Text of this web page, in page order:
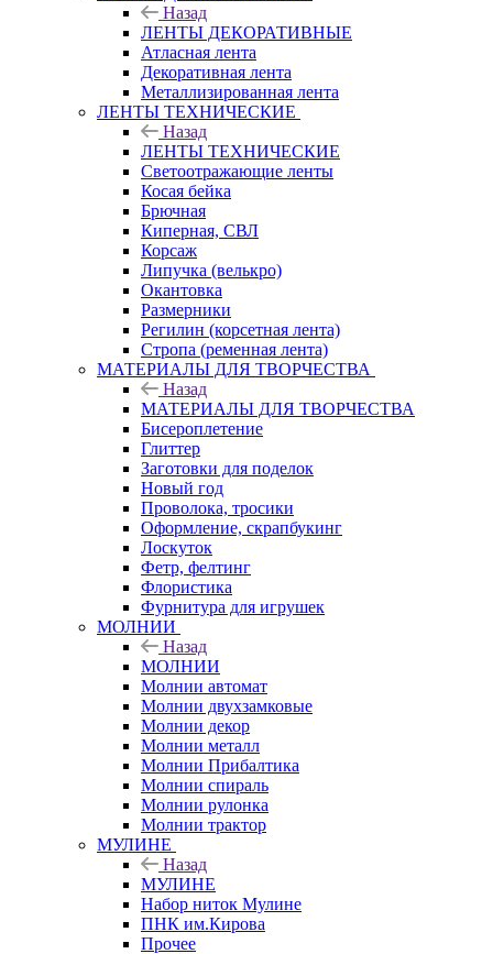
Назад
ЛЕНТЫ ДЕКОРАТИВНЫЕ
Атласная лента
Декоративная лента
Металлизированная лента
ЛЕНТЫ ТЕХНИЧЕСКИЕ
Назад
ЛЕНТЫ ТЕХНИЧЕСКИЕ
Светоотражающие ленты
Косая бейка
Брючная
Киперная, СВЛ
Корсаж
Липучка (велькро)
Окантовка
Размерники
Регилин (корсетная лента)
Стропа (ременная лента)
МАТЕРИАЛЫ ДЛЯ ТВОРЧЕСТВА
Назад
МАТЕРИАЛЫ ДЛЯ ТВОРЧЕСТВА
Бисероплетение
Глиттер
Заготовки для поделок
Новый год
Проволока, тросики
Оформление, скрапбукинг
Лоскуток
Фетр, фелтинг
Флористика
Фурнитура для игрушек
МОЛНИИ
Назад
МОЛНИИ
Молнии автомат
Молнии двухзамковые
Молнии декор
Молнии металл
Молнии Прибалтика
Молнии спираль
Молнии рулонка
Молнии трактор
МУЛИНЕ
Назад
МУЛИНЕ
Набор ниток Мулине
ПНК им.Кирова
Прочее